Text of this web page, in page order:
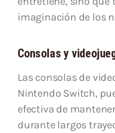
imaginación de los
Consolas y
Las consolas de
Nintendo Switch,
efectiva de
durante largos